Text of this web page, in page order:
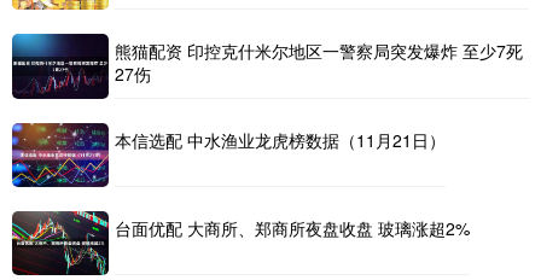
熊猫配资 印控克什米尔地区一警察局突发爆炸 至少7死
27伤
本信选配 中水渔业龙虎榜数据（11月21日）
台面优配 大商所、郑商所夜盘收盘 玻璃涨超2%